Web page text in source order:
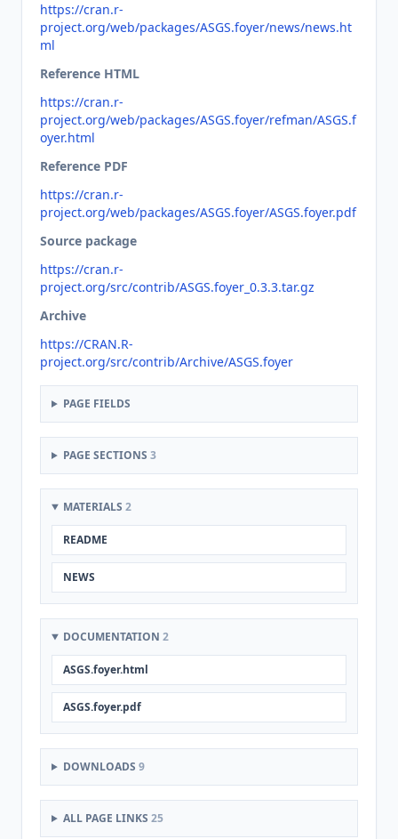
https://cran.r-
project.org/web/packages/ASGS.foyer/news/news.ht
ml
Reference HTML
https://cran.r-
project.org/web/packages/ASGS.foyer/refman/ASGS.f
oyer.html
Reference PDF
https://cran.r-
project.org/web/packages/ASGS.foyer/ASGS.foyer.pdf
Source package
https://cran.r-
project.org/src/contrib/ASGS.foyer_0.3.3.tar.gz
Archive
https://CRAN.R-
project.org/src/contrib/Archive/ASGS.foyer
PAGE FIELDS
PAGE SECTIONS 3
MATERIALS 2
README
NEWS
DOCUMENTATION 2
ASGS.foyer.html
ASGS.foyer.pdf
DOWNLOADS 9
ALL PAGE LINKS 25